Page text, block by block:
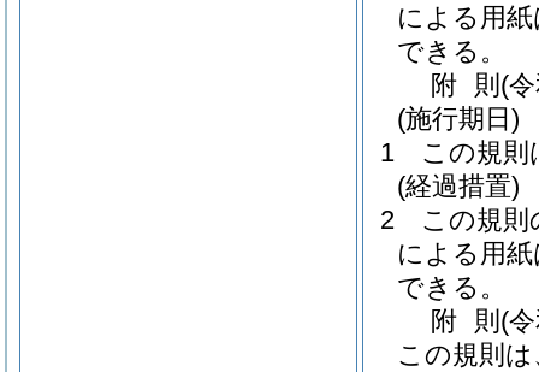
による用
できる。
附 則 (
(施行期日)
1
この規則
(経過措置)
2
この規則
による用
できる。
附 則 (
この規則